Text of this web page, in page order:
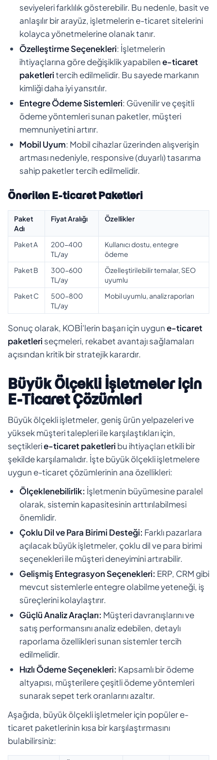
seviyeleri farklılık gösterebilir. Bu nedenle, basit ve
anlaşılır bir arayüz, işletmelerin e-ticaret sitelerini
kolayca yönetmelerine olanak tanır.
Özelleştirme Seçenekleri: İşletmelerin
ihtiyaçlarına göre değişiklik yapabilene-ticaret
paketleritercih edilmelidir. Bu sayede markanın
kimliği daha iyi yansıtılır.
Entegre Ödeme Sistemleri: Güvenilir ve çeşitli
ödeme yöntemleri sunan paketler, müşteri
memnuniyetini artırır.
Mobil Uyum: Mobil cihazlar üzerinden alışverişin
artması nedeniyle, responsive (duyarlı) tasarıma
sahip paketler tercih edilmelidir.
Önerilen E-ticaret Paketleri
Paket
Adı
Fiyat Aralığı Özellikler
Paket A
200-400
TL/ay
Kullanıcı dostu, entegre
ödeme
Paket B
300-600
TL/ay
Özelleştirilebilir temalar, SEO
uyumlu
Paket C
500-800
TL/ay
Mobil uyumlu, analiz raporları
Sonuç olarak, KOBİ'lerin başarı için uygune-ticaret
paketleri seçmeleri, rekabet avantajı sağlamaları
açısından kritik bir stratejik karardır.
Büyük Ölçekli İşletmeler için
E-Ticaret Çözümleri
Büyük ölçekli işletmeler, geniş ürün yelpazeleri ve
yüksek müşteri talepleri ile karşılaştıkları için,
seçtiklerie-ticaret paketleri bu ihtiyaçları etkili bir
şekilde karşılamalıdır. İşte büyük ölçekli işletmelere
uygun e-ticaret çözümlerinin ana özellikleri:
Ölçeklenebilirlik: İşletmenin büyümesine paralel
olarak, sistemin kapasitesinin arttırılabilmesi
önemlidir.
Çoklu Dil ve Para Birimi Desteği: Farklı pazarlara
açılacak büyük işletmeler, çoklu dil ve para birimi
seçenekleri ile müşteri deneyimini artırabilir.
Gelişmiş Entegrasyon Seçenekleri: ERP, CRM gibi
mevcut sistemlerle entegre olabilme yeteneği, iş
süreçlerini kolaylaştırır.
Güçlü Analiz Araçları: Müşteri davranışlarını ve
satış performansını analiz edebilen, detaylı
raporlama özellikleri sunan sistemler tercih
edilmelidir.
Hızlı Ödeme Seçenekleri: Kapsamlı bir ödeme
altyapısı, müşterilere çeşitli ödeme yöntemleri
sunarak sepet terk oranlarını azaltır.
Aşağıda, büyük ölçekli işletmeler için popüler e-
ticaret paketlerinin kısa bir karşılaştırmasını
bulabilirsiniz: